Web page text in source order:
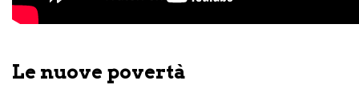
Le nuove povertà